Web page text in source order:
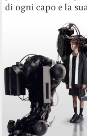
di ogni capo e la